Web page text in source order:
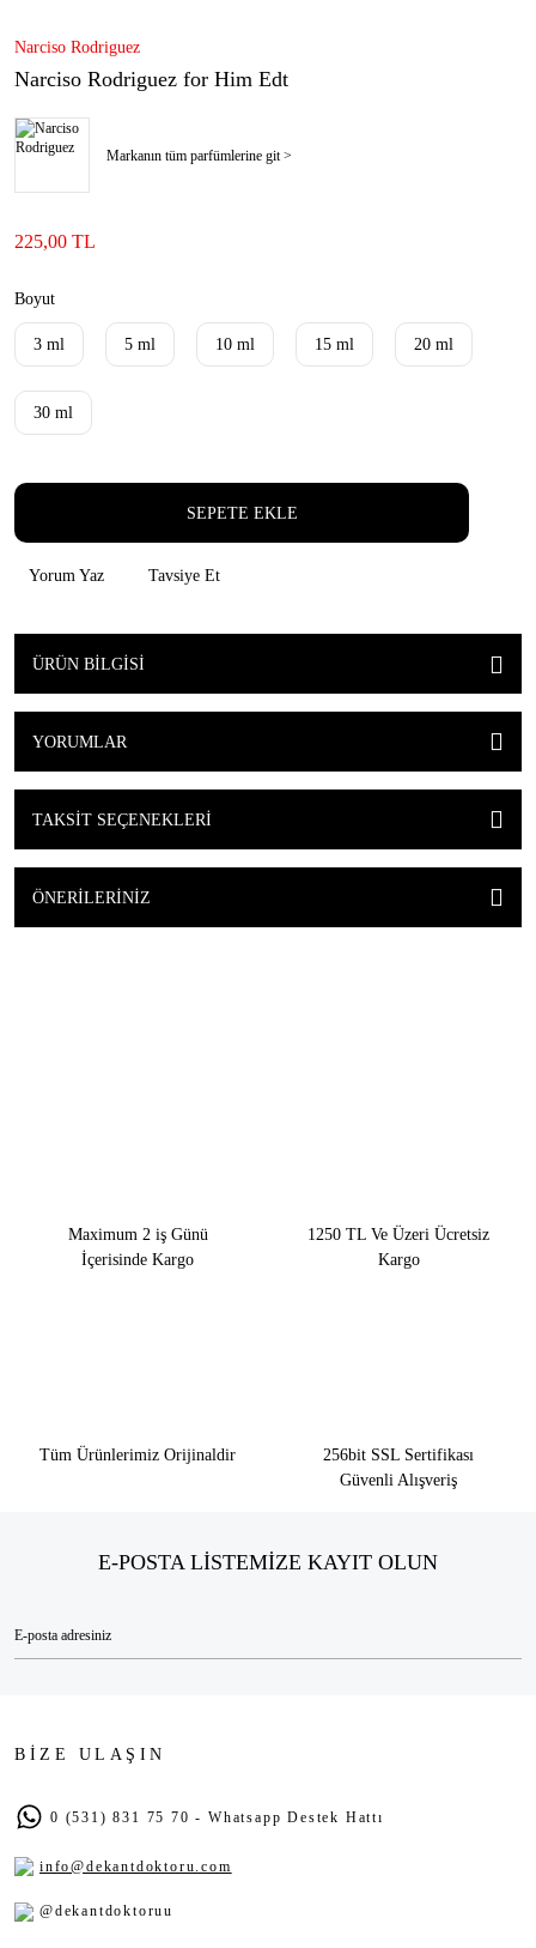
Narciso Rodriguez
Narciso Rodriguez for Him Edt
Markanın tüm parfümlerine git >
225,00 TL
Boyut
3 ml 5 ml 10 ml 15 ml 20 ml
30 ml
SEPETE EKLE
Yorum Yaz Tavsiye Et
ÜRÜN BILGISI
YORUMLAR
TAKSIT SEÇENEKLERI
ÖNERILERINIZ
Maximum 2 iş Günü
İçerisinde Kargo
1250 TL Ve Üzeri Ücretsiz
Kargo
Tüm Ürünlerimiz Orijinaldir
256bit SSL Sertifikası
Güvenli Alışveriş
E-POSTA LİSTEMİZE KAYIT OLUN
BİZE ULAŞIN
0 (531) 831 75 70 - Whatsapp Destek Hattı
info@dekantdoktoru.com
@dekantdoktoruu